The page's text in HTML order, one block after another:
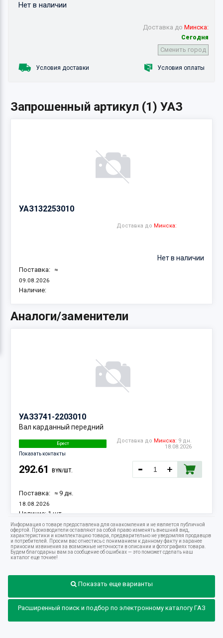
Доставка до Минска:
Сегодня
Сменить город
Нет в наличии
Условия доставки Условия оплаты
Запрошенный артикул (1) УАЗ
УАЗ132253010
Доставка до Минска:
Нет в наличии
Поставка: ≈
09.08.2026
Наличие:
Аналоги/заменители
УАЗ3741-2203010
Вал карданный передний
Брест
Показать контакты
Доставка до Минска: 9 дн.
18.08.2026
292.61 BYN/ШТ.
Поставка: ≈ 9 дн.
18.08.2026
Наличие: 1 шт.
Информация о товаре предоставлена для ознакомления и не является публичной
офертой. Производители оставляют за собой право изменять внешний вид,
характеристики и комплектацию товара, предварительно не уведомляя продавцов
и потребителей. Просим вас отнестись с пониманием к данному факту и заранее
приносим извинения за возможные неточности в описании и фотографиях товара.
Будем благодарны вам за сообщение об ошибках — это поможет сделать наш
каталог еще точнее!
Показать еще варианты
Расширенный поиск и подбор по электронному каталогу ГАЗ